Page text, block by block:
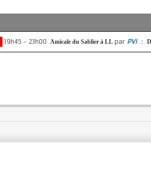
19h45 - 23h00 Amicale du Sablier à LL par PVI ::